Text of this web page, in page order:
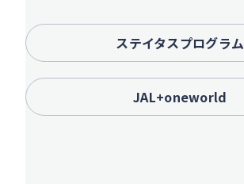
ステイタスプログラム
JAL+oneworld